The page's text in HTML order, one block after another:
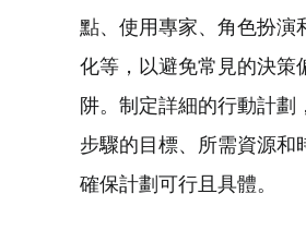
點、使用專家、角色扮演
化等，以避免常見的決策
阱。制定詳細的行動計劃
步驟的目標、所需資源和
確保計劃可行且具體。